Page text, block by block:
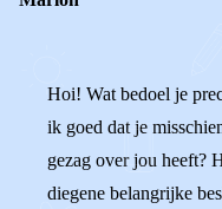
Hoi! Wat bedoel je
ik goed dat je
gezag over jou heeft?
diegene belangrijke